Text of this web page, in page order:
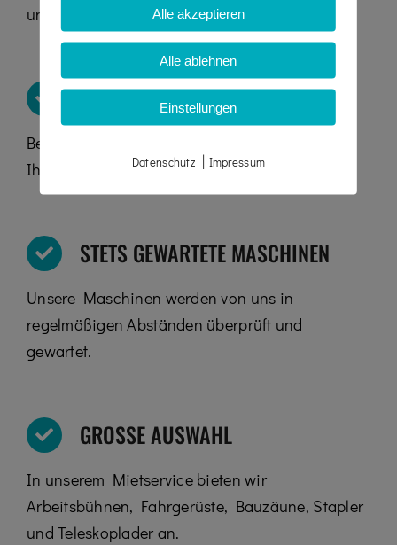
um Kranarbeiten vertrauen.
MASCHINEN FÜR JEDEN BEREICH
Bei uns finden Sie die passende Maschine für
Ihren Arbeitsbereich.
STETS GEWARTETE MASCHINEN
Unsere Maschinen werden von uns in
regelmäßigen Abständen überprüft und
gewartet.
GROSSE AUSWAHL
In unserem Mietservice bieten wir
Arbeitsbühnen, Fahrgerüste, Bauzäune, Stapler
und Teleskoplader an.
Alle akzeptieren
Alle ablehnen
Einstellungen
Datenschutz| Impressum